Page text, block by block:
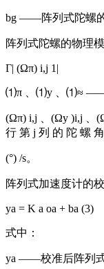
bg ——阵列式陀螺的
阵列式陀螺的物理
Γ| (Ωπ) i,j 1|
⑴π 、⑴y 、⑴≈ ——
(Ωπ) i,j 、(Ωy )i,j 、
行 第 j 列 的 陀 螺
(°) /s。
阵列式加速度计的
ya = K a oa + ba (3)
式中：
ya ——校准后阵列